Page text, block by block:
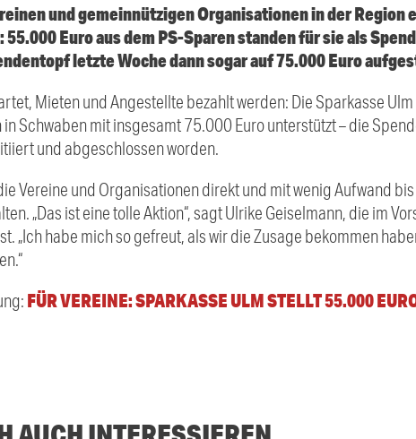
und gemeinnützigen Organisationen in der Region
Euro aus dem PS-Sparen standen für sie als
letzte Woche dann sogar auf 75.000 Euro
Mieten und Angestellte bezahlt werden: Die Sparkasse
Schwaben mit insgesamt 75.000 Euro unterstützt – die
und abgeschlossen worden.
Vereine und Organisationen direkt und mit wenig Aufwand
„Das ist eine tolle Aktion“, sagt Ulrike Geiselmann, die im
„Ich habe mich so gefreut, als wir die Zusage bekommen
FÜR VEREINE: SPARKASSE ULM STELLT 55.000